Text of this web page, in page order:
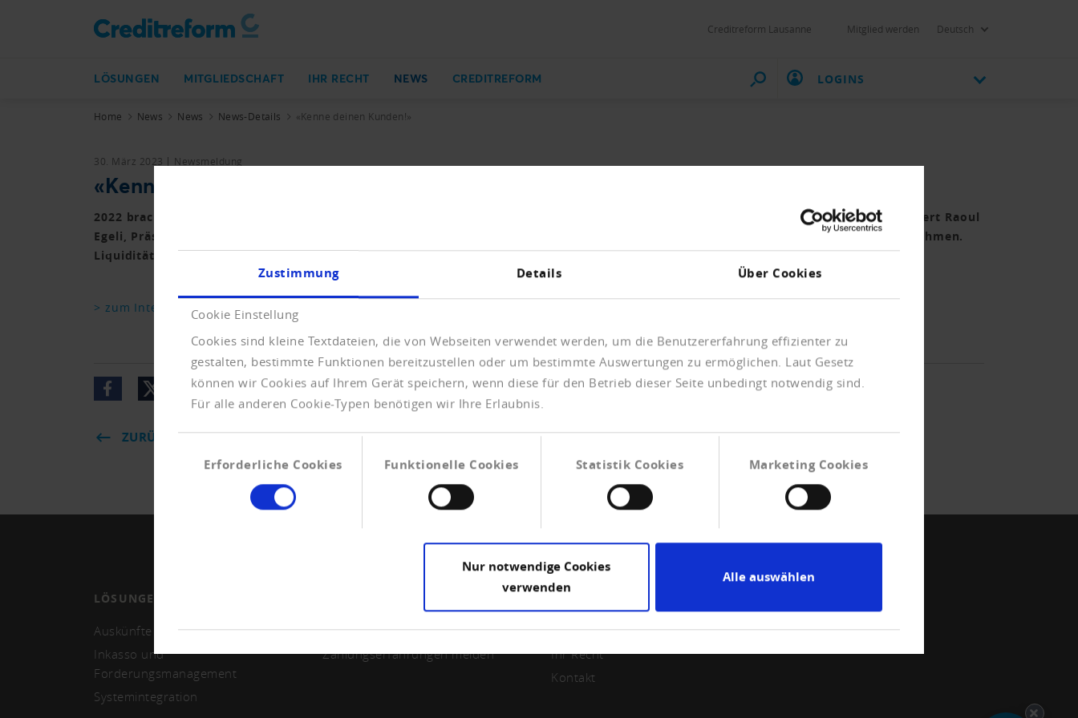
Zustimmung Details Über Cookies
Cookie Einstellung
Cookies sind kleine Textdateien, die von Webseiten verwendet werden, um die Benutzererfahrung effizienter zu
gestalten, bestimmte Funktionen bereitzustellen oder um bestimmte Auswertungen zu ermöglichen. Laut Gesetz
können wir Cookies auf Ihrem Gerät speichern, wenn diese für den Betrieb dieser Seite unbedingt notwendig sind.
Für alle anderen Cookie-Typen benötigen wir Ihre Erlaubnis.
Erforderliche Cookies Funktionelle Cookies Statistik Cookies Marketing Cookies
Nur notwendige Cookies
verwenden
Alle auswählen
Creditreform Lausanne Mitglied werden Deutsch
LÖSUNGEN MITGLIEDSCHAFT IHR RECHT NEWS CREDITREFORM LOGINS
Home News News News-Details «Kenne deinen Kunden!»
30. März 2023 Newsmeldung
«Kenne deinen Kunden!»
2022 brachte mit über 10'000 Firmenkonkursen einen neuen Höchststand. Im Interview mit Gryps, dem Online-Portal für KMU erläutert Raoul
Egeli, Präsident Verband Creditreform, die Hintergründe. Er setzt weniger auf Staatshilfe als auf die Eigenverantwortung der Unternehmen.
Liquiditätsmanagement und Bonitätsprüfung heisst das Rezept.
> zum Interview
ZURÜCK
LÖSUNGEN
Auskünfte und Monitoring
Inkasso und
Forderungsmanagement
Systemintegration
Mitglied werden
Zahlungserfahrungen melden
Wir über uns
Ihr Recht
Kontakt